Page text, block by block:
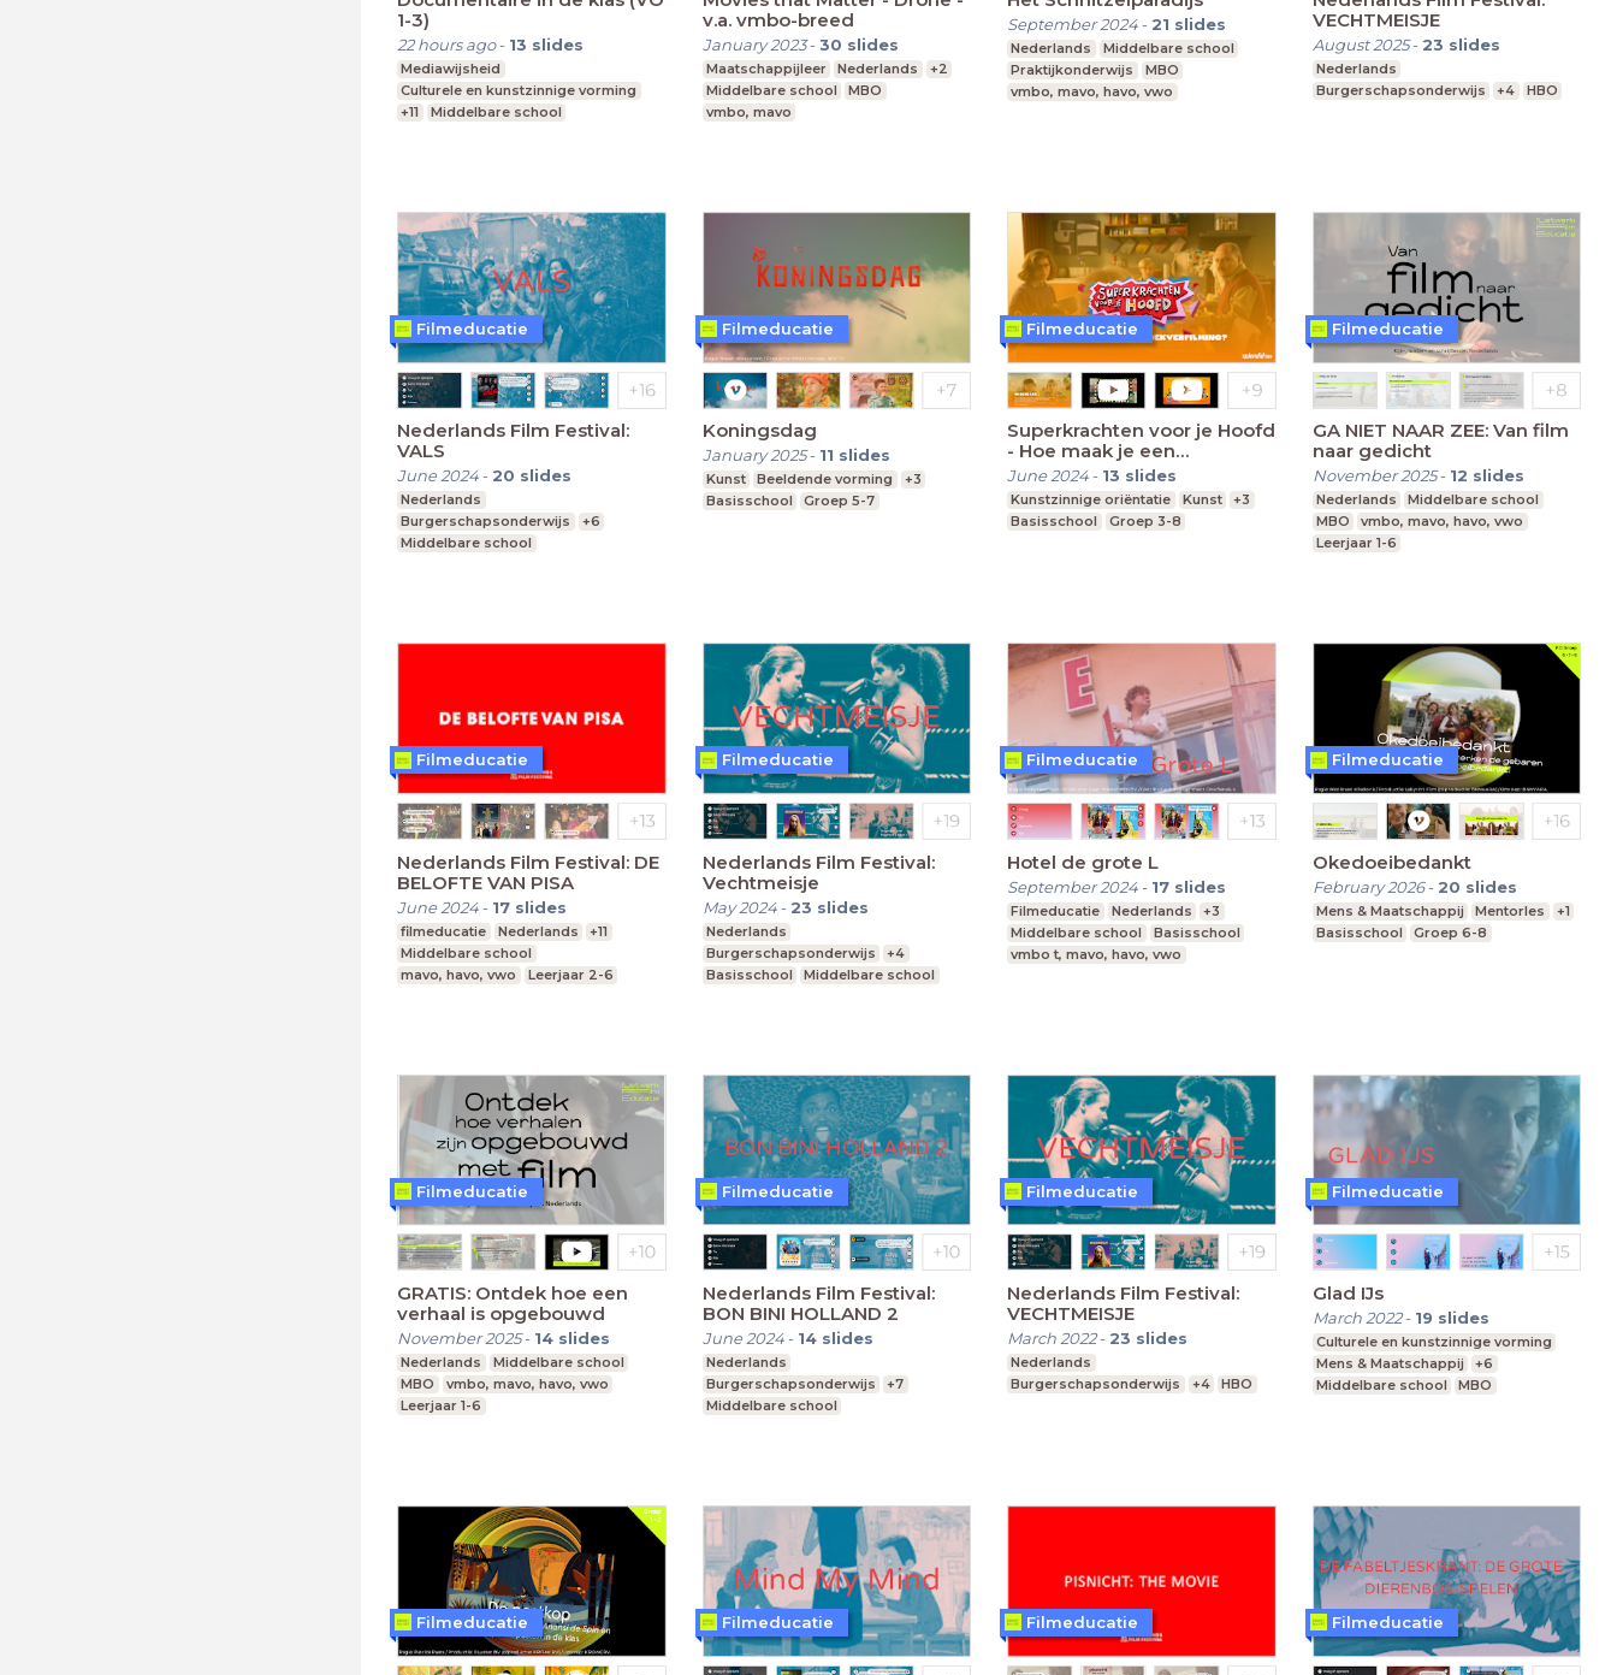
1-3)
22 hours ago- 13 slides
Mediawijsheid
Culturele en kunstzinnige vorming
+11
Middelbare school
v.a. vmbo-breed
January 2023-30 slides
Maatschappijleer Nederlands
+2
Middelbare school
MBO
vmbo, mavo
September 2024- 21 slides
Nederlands
Middelbare school
Praktijkonderwijs
MBO
vmbo, mavo, havo, vwo
VECHTMEISJE
August 2025- 23 slides
Nederlands
Burgerschapsonderwijs
+4 HBO
Nederlands Film Festival:
VALS
June 2024- 20 slides
Nederlands
Burgerschapsonderwijs
+6
Middelbare school
Filmeducatie
Koningsdag
January 2025- 11 slides
Kunst Beeldende vorming
+3
Basisschool
Groep 5-7
Filmeducatie
Superkrachten voor je Hoofd
- Hoe maak je een
boekverfilming?
June 2024- 13 slides
Kunstzinnige oriëntatie Kunst
+3
Basisschool
Groep 3-8
Filmeducatie
GA NIET NAAR ZEE: Van film
naar gedicht
November 2025- 12 slides
Nederlands
Middelbare school
MBO
vmbo, mavo, havo, vwo
Leerjaar 1-6
Filmeducatie
Nederlands Film Festival: DE
BELOFTE VAN PISA
June 2024- 17 slides
filmeducatie Nederlands
+11
Middelbare school
mavo, havo, vwo
Leerjaar 2-6
Filmeducatie
Nederlands Film Festival:
Vechtmeisje
May 2024- 23 slides
Nederlands
Burgerschapsonderwijs
+4
Basisschool
Middelbare school
Filmeducatie
Hotel de grote L
September 2024- 17 slides
Filmeducatie Nederlands
+3
Middelbare school
Basisschool
vmbo t, mavo, havo, vwo
Filmeducatie
Okedoeibedankt
February 2026- 20 slides
Mens & Maatschappij Mentorles
+1
Basisschool
Groep 6-8
Filmeducatie
GRATIS: Ontdek hoe een
verhaal is opgebouwd
November 2025- 14 slides
Nederlands
Middelbare school
MBO
vmbo, mavo, havo, vwo
Leerjaar 1-6
Filmeducatie
Nederlands Film Festival:
BON BINI HOLLAND 2
June 2024- 14 slides
Nederlands
Burgerschapsonderwijs
+7
Middelbare school
Filmeducatie
Nederlands Film Festival:
VECHTMEISJE
March 2022- 23 slides
Nederlands
Burgerschapsonderwijs
+4 HBO
Filmeducatie
Glad IJs
March 2022- 19 slides
Culturele en kunstzinnige vorming
Mens & Maatschappij
+6
Middelbare school
MBO
Filmeducatie
Filmeducatie Filmeducatie Filmeducatie Filmeducatie